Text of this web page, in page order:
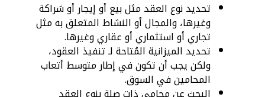
تحديد نوع العقد مثل بيع أو إيجار أو شراكة
وغيرها، والمجال أو النشاط المتعلق به مثل
تجاري أو استثماري أو عقاري وغيرها.
تحديد الميزانية المُتاحة لـ تنفيذ العقود،
ولكن يجب أن تكون في إطار متوسط أتعاب
المحامين في السوق.